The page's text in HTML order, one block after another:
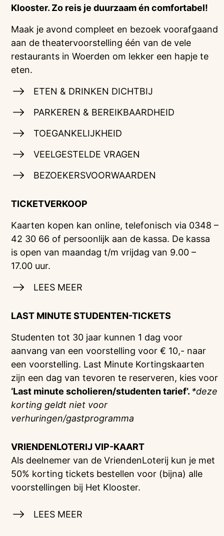
Klooster. Zo reis je duurzaam én comfortabel!
Maak je avond compleet en bezoek voorafgaand
aan de theatervoorstelling één van de vele
restaurants in Woerden om lekker een hapje te
eten.
ETEN & DRINKEN DICHTBIJ
PARKEREN & BEREIKBAARDHEID
TOEGANKELIJKHEID
VEELGESTELDE VRAGEN
BEZOEKERSVOORWAARDEN
TICKETVERKOOP
Kaarten kopen kan online, telefonisch via 0348 –
42 30 66 of persoonlijk aan de kassa. De kassa
is open van maandag t/m vrijdag van 9.00 –
17.00 uur.
LEES MEER
LAST MINUTE STUDENTEN-TICKETS
Studenten tot 30 jaar kunnen 1 dag voor
aanvang van een voorstelling voor € 10,- naar
een voorstelling. Last Minute Kortingskaarten
zijn een dag van tevoren te reserveren, kies voor
‘Last minute scholieren/studenten tarief’. *deze
korting geldt niet voor
verhuringen/gastprogramma
VRIENDENLOTERIJVIP-KAART
Als deelnemer van de VriendenLoterij kun je met
50% korting tickets bestellen voor (bijna) alle
voorstellingen bij Het Klooster.
LEES MEER